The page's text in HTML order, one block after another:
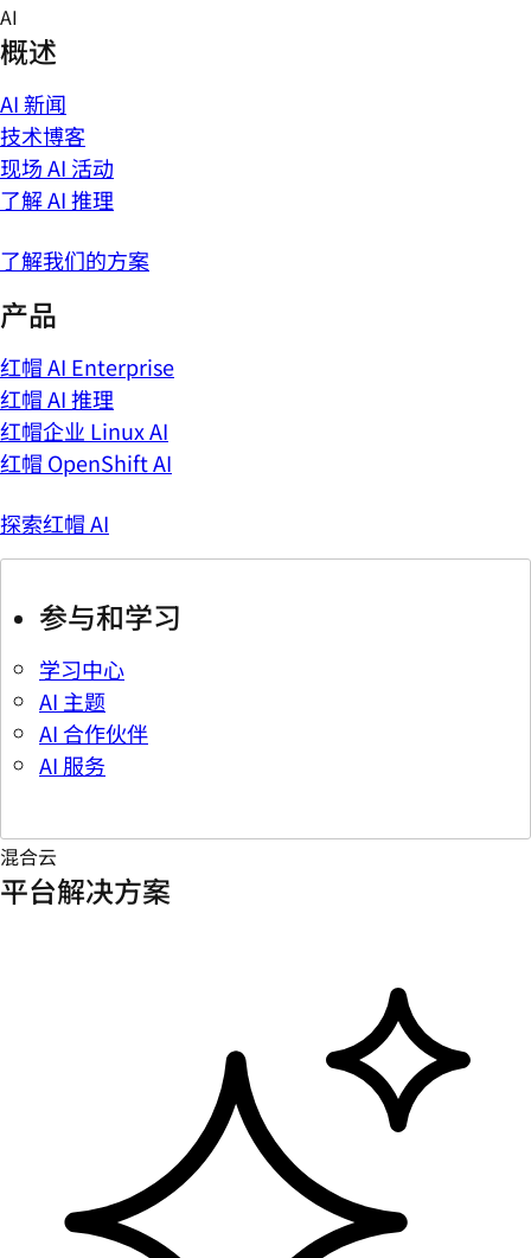
Skip
to
content
AI
概述
AI 新闻
技术博客
现场 AI 活动
了解 AI 推理
了解我们的方案
产品
红帽 AI Enterprise
红帽 AI 推理
红帽企业 Linux AI
红帽 OpenShift AI
探索红帽 AI
参与和学习
学习中心
AI 主题
AI 合作伙伴
AI 服务
混合云
平台解决方案